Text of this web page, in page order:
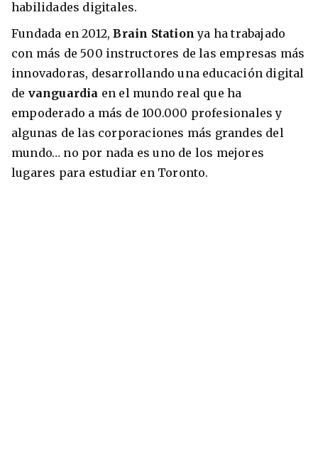
habilidades digitales.
Fundada en 2012,Brain Stationya ha trabajado
con más de 500 instructores de las empresas más
innovadoras, desarrollando una educación digital
de vanguardia en el mundo real que ha
empoderado a más de 100.000 profesionales y
algunas de las corporaciones más grandes del
mundo… no por nada es uno de los mejores
lugares para estudiar en Toronto.